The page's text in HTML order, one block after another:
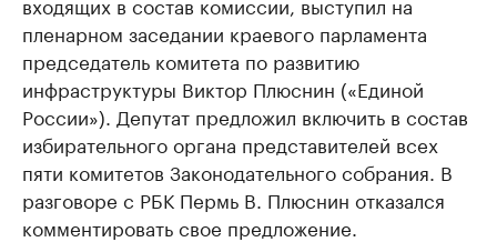
пленарном заседании краевого парламента
председатель комитета по развитию
инфраструктуры Виктор Плюснин («Единой
России»). Депутат предложил включить в состав
избирательного органа представителей всех
пяти комитетов Законодательного собрания. В
разговоре с РБК Пермь В. Плюснин отказался
комментировать свое предложение.